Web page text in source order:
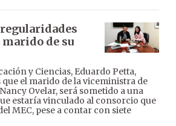
de su
y Ciencias, Eduardo Petta,
el marido de la viceministra de
Ovelar, será sometido a una
estaría vinculado al consorcio que
MEC, pese a contar con siete